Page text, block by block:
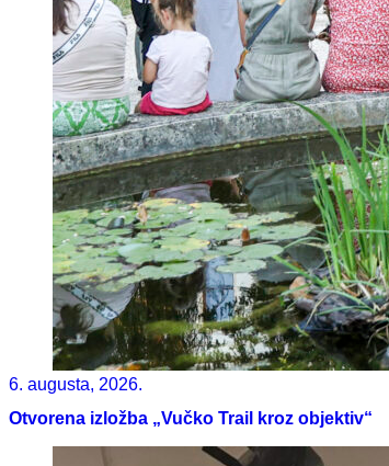
6. augusta, 2026.
Otvorena izložba „Vučko Trail kroz objektiv“